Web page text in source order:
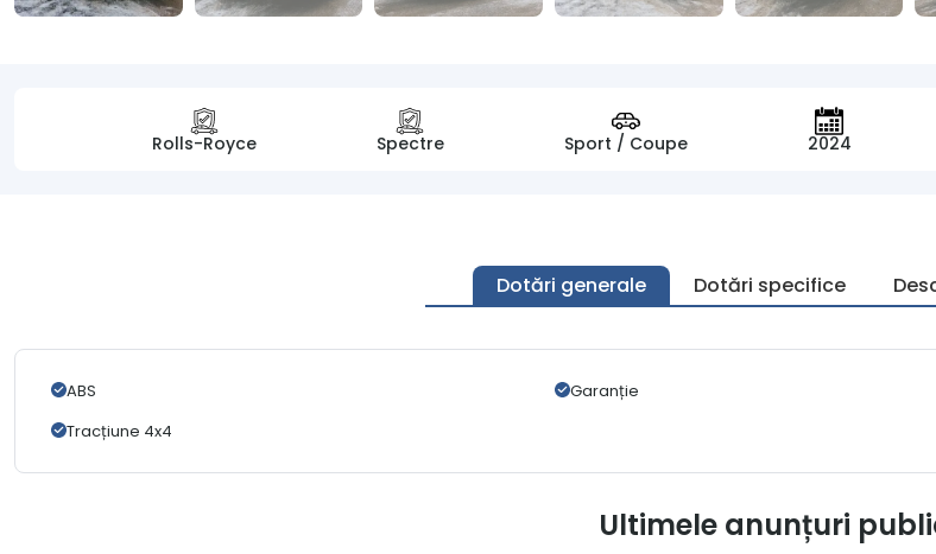
Rolls-Royce Spectre Sport / Coupe 2024
Dotări generale Dotări specifice
ABS Garanție
Tracțiune 4x4
Ultimele anunțuri